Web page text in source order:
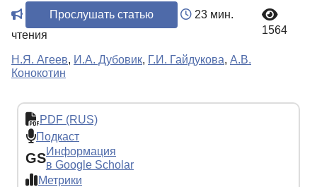
Прослушать статью
23 мин.
чтения
1564
Н.Я. Агеев, И.А. Дубовик, Г.И. Гайдукова, А.В.
Конокотин
PDF (RUS)
Подкаст
GSИнформация
в Google Scholar
Метрики